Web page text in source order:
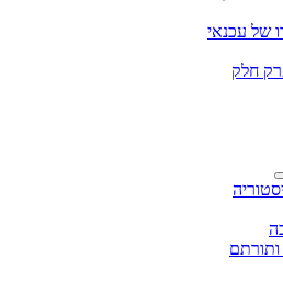
של עכנאי
חלק